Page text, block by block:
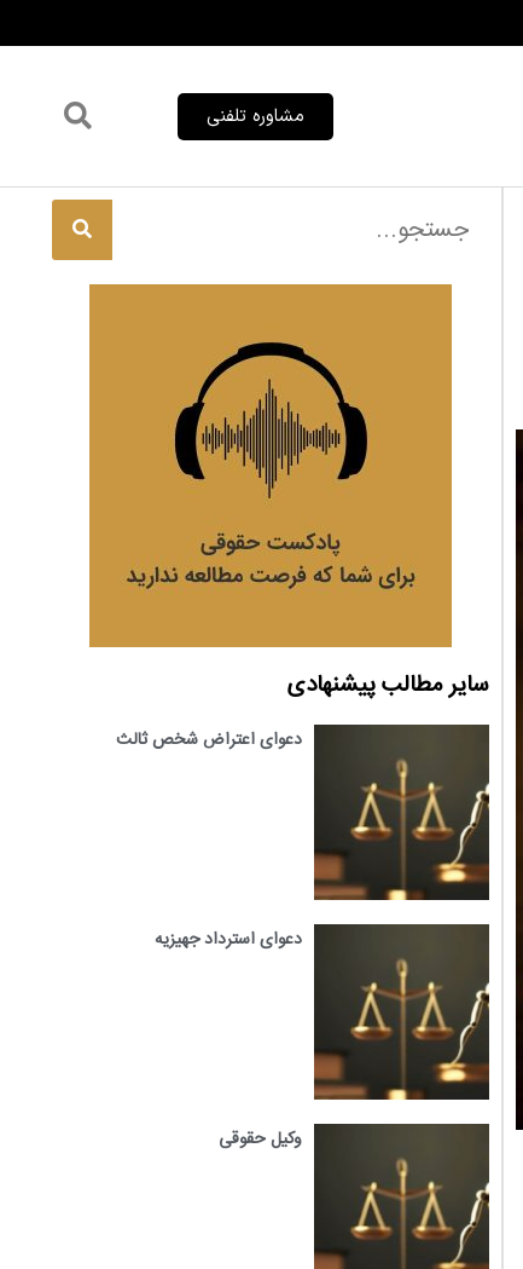
مشاوره تلفنی
سایر مطالب پیشنهادی
دعوای اعتراض شخص ثالث
دعوای استرداد جهیزیه
وکیل حقوقی